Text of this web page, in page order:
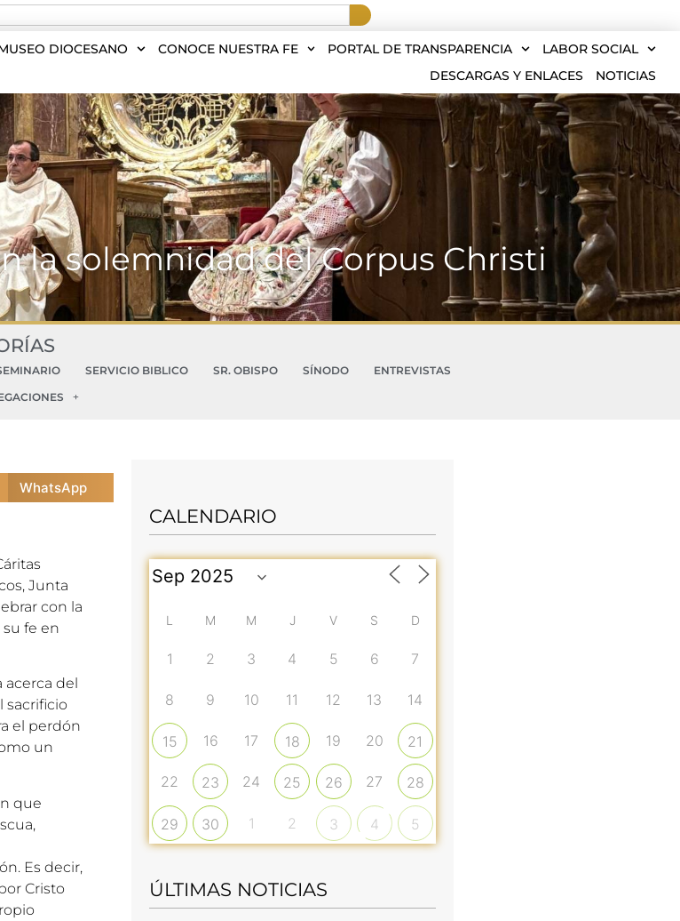
DIOCESANO CONOCE NUESTRA FE PORTAL DE TRANSPARENCIA
LABOR SOCIAL
DESCARGAS Y ENLACES
NOTICIAS
la solemnidad del Corpus Christi
SERVICIO BIBLICO SR. OBISPO SÍNODO
ENTREVISTAS
WhatsApp
Junta
con la
fe en
del
sacrificio
el perdón
un
que
Es decir,
Cristo
CALENDARIO
L M M J V S D
1 2 3 4 5 6 7
8 9 10 11 12 13 14
15 16 17 18 19 20 21
22 23 24 25 26 27 28
29 30 1 2 3 4 5
ÚLTIMAS NOTICIAS